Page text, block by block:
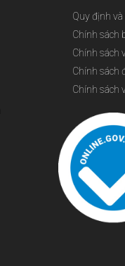
Quy định
Chính sách
Chính sách
Chính sách
Chính sách